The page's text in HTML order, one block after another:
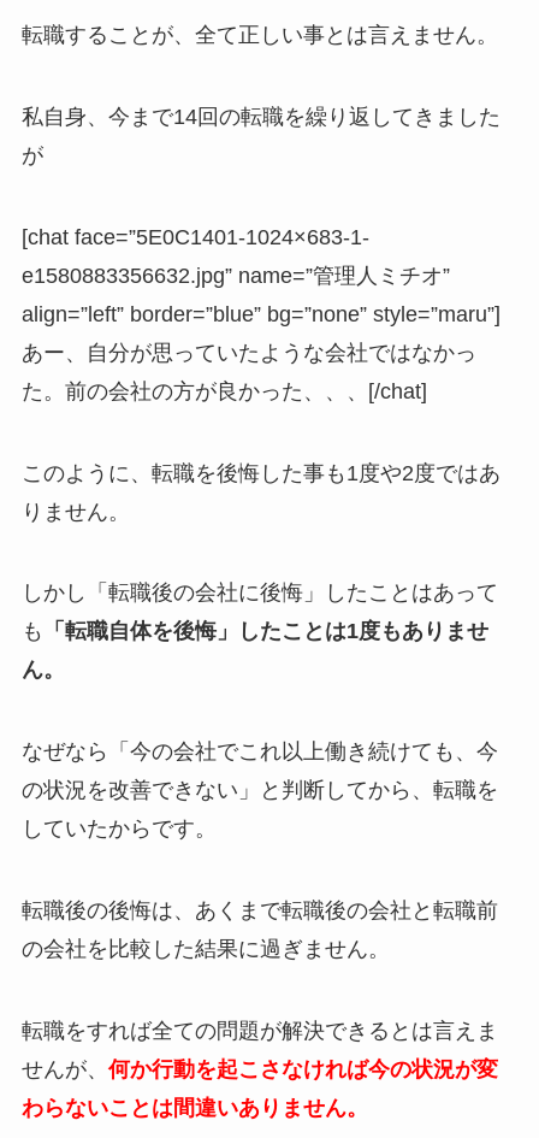
転職することが、全て正しい事とは言えません。
私自身、今まで14回の転職を繰り返してきました
が
[chat face=”5E0C1401-1024×683-1-
e1580883356632.jpg” name=”管理人ミチオ”
align=”left” border=”blue” bg=”none” style=”maru”]
あー、自分が思っていたような会社ではなかっ
た。前の会社の方が良かった、、、[/chat]
このように、転職を後悔した事も1度や2度ではあ
りません。
しかし「転職後の会社に後悔」したことはあって
も
「転職自体を後悔」したことは1度もありませ
ん。
なぜなら
「今の会社でこれ以上働き続けても、今
の状況を改善できない」
と判断してから、転職を
していたからです。
転職後の後悔は、あくまで転職後の会社と転職前
の会社を比較した結果に過ぎません。
転職をすれば全ての問題が解決できるとは言えま
せんが、 何か行動を起こさなければ今の状況が変
わらないことは間違いありません。